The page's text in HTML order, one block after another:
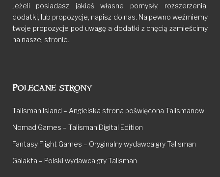
Jeżeli posiadasz jakieś własne pomysły, rozszerzenia,
dodatki, lub propozycje, napisz do nas. Na pewno weźmiemy
twoje propozycje pod uwagę a dodatki z chęcią zamieścimy
na naszej stronie.
Polecane strony
Talisman Island – Angielska strona poświęcona Talismanowi
Nomad Games – Talisman Digital Edition
Fantasy Flight Games – Oryginalny wydawca gry Talisman
Galakta – Polski wydawca gry Talisman